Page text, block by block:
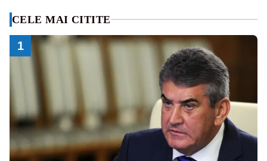
CELE MAI CITITE
1